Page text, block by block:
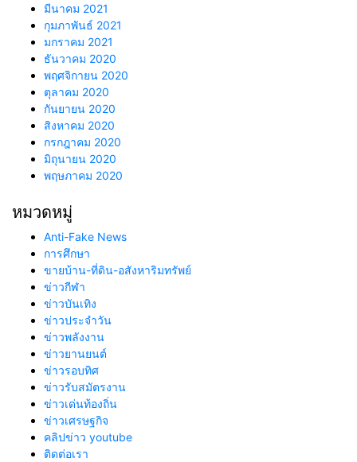
มีนาคม 2021
กุมภาพันธ์ 2021
มกราคม 2021
ธันวาคม 2020
พฤศจิกายน 2020
ตุลาคม 2020
กันยายน 2020
สิงหาคม 2020
กรกฎาคม 2020
มิถุนายน 2020
พฤษภาคม 2020
หมวดหมู่
Anti-Fake News
การศึกษา
ขายบ้าน-ที่ดิน-อสังหาริมทรัพย์
ข่าวกีฬา
ข่าวบันเทิง
ข่าวประจำวัน
ข่าวพลังงาน
ข่าวยานยนต์
ข่าวรอบทิศ
ข่าวรับสมัตรงาน
ข่าวเด่นท้องถิ่น
ข่าวเศรษฐกิจ
คลิปข่าว youtube
ติดต่อเรา